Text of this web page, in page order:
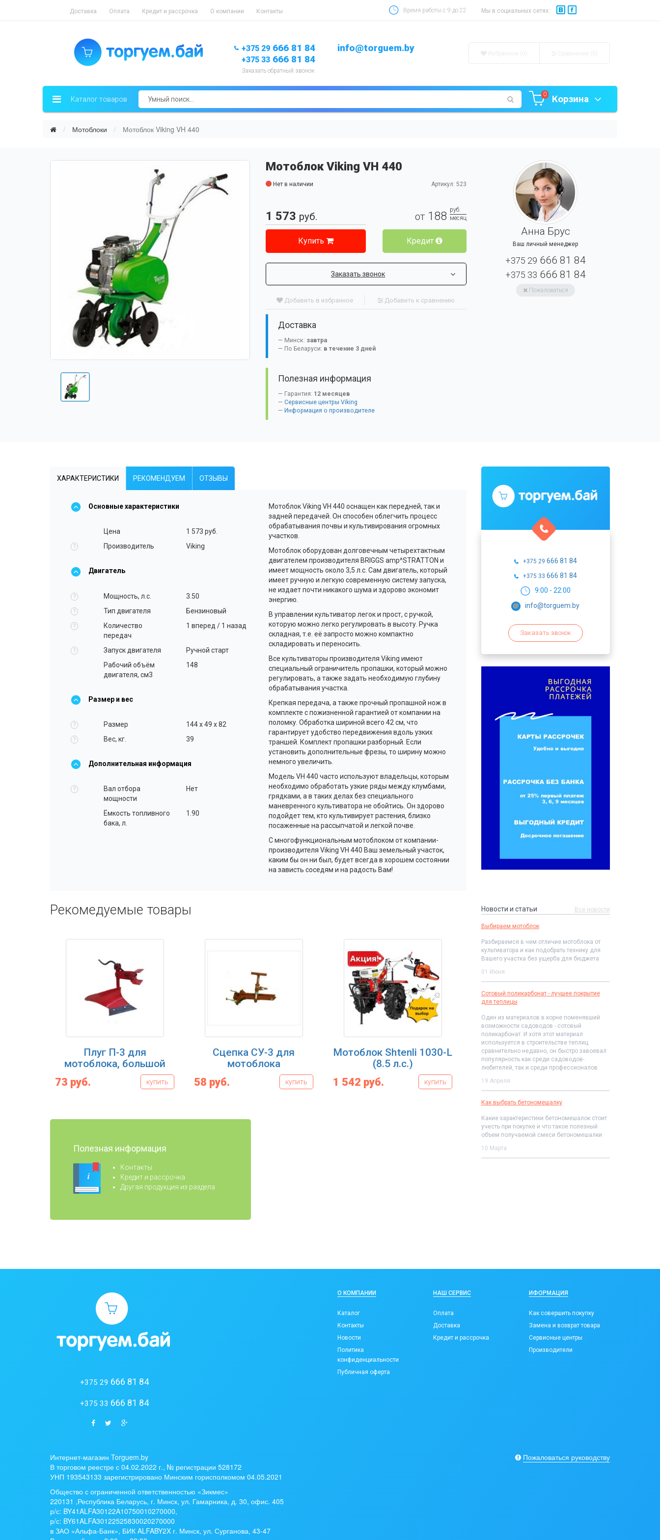
Доставка Оплата Кредит и рассрочка О компании Контакты Время работы с 9 до 22 Мы в социальных сетях:
+375 29 666 81 84
+375 33 666 81 84
Заказать обратный звонок
info@torguem.by
Каталог товаров
0 Корзина
Мотоблоки Мотоблок Viking VH 440
Мотоблок Viking VH 440
Нет в наличии Артикул: 523
1 573 руб. от 188 руб.
месяц
Купить Кредит
Заказать звонок
Добавить в избранное Добавить к сравнению
Доставка
Минск: завтра
По Беларуси: в течение 3 дней
Полезная информация
Гарантия: 12 месяцев
Сервисные центры Viking
Информация о производителе
Анна Брус
Ваш личный менеджер
+375 29 666 81 84
+375 33 666 81 84
Пожаловаться
ХАРАКТЕРИСТИКИ РЕКОМЕНДУЕМ ОТЗЫВЫ
Основные характеристики
Цена 1 573 руб.
? Производитель Viking
Двигатель
? Мощность, л.с. 3.50
? Тип двигателя Бензиновый
?
Количество
передач
1 вперед / 1 назад
? Запуск двигателя
Ручной старт
Рабочий объём
двигателя, см3
148
Размер и вес
? Размер 144 x 49 x 82
? Вес, кг. 39
Дополнительная информация
?
Вал отбора
мощности
Нет
Ёмкость топливного
бака, л.
1.90
Мотоблок Viking VH 440 оснащен как передней, так и
задней передачей. Он способен облегчить процесс
обрабатывания почвы и культивирования огромных
участков.
Мотоблок оборудован долговечным четырехтактным
двигателем производителя BRIGGS amp^STRATTON и
имеет мощность около 3,5 л.с. Сам двигатель, который
имеет ручную и легкую современную систему запуска,
не издает почти никакого шума и здорово экономит
энергию.
В управлении культиватор легок и прост, с ручкой,
которую можно легко регулировать в высоту. Ручка
складная, т.е. её запросто можно компактно
складировать и переносить.
Все культиваторы производителя Viking имеют
специальный ограничитель пропашки, который можно
регулировать, а также задать необходимую глубину
обрабатывания участка.
Крепкая передача, а также прочный пропашной нож в
комплекте с пожизненной гарантией от компании на
поломку. Обработка шириной всего 42 см, что
гарантирует удобство передвижения вдоль узких
траншей. Комплект пропашки разборный. Если
установить дополнительные фрезы, то ширину можно
немного увеличить.
Модель VH 440 часто используют владельцы, которым
необходимо обработать узкие ряды между клумбами,
грядками, а в таких делах без специального
маневренного культиватора не обойтись. Он здорово
подойдет тем, кто культивирует растения, близко
посаженные на рассыпчатой и легкой почве.
С многофункциональным мотоблоком от компании-
производителя Viking VH 440 Ваш земельный участок,
каким бы он ни был, будет всегда в хорошем состоянии
на зависть соседям и на радость Вам!
Рекомедуемые товары
Плуг П-3 для
мотоблока, большой
73 руб. купить
Сцепка СУ-3 для
мотоблока
58 руб. купить
Мотоблок Shtenli 1030-L
(8.5 л.с.)
1 542 руб. купить
Полезная информация
Контакты
Кредит и рассрочка
Другая продукция из раздела
+375 29 666 81 84
+375 33 666 81 84
9:00 - 22:00
info@torguem.by
Заказать звонок
Новости и статьи Все новости
Выбираем мотоблок
Разбираемся в чем отличие мотоблока от
культиватора и как подобрать технику для
Вашего участка без ущерба для бюджета
01 Июня
Сотовый поликарбонат - лучшее покрытие
для теплицы
Один из материалов в корне поменявший
возможности садоводов - сотовый
поликарбонат. И хотя этот материал
используется в строительстве теплиц
сравнительно недавно, он быстро завоевал
популярность как среди садоводов-
любителей, так и среди профессионалов
19 Апреля
Как выбрать бетономешалку
Какие характеристики бетономешалок стоит
учесть при покупке и что такое полезный
объем получаемой смеси бетономешалки
10 Марта
+375 29 666 81 84
+375 33 666 81 84
О КОМПАНИИ
Каталог
Контакты
Новости
Политика
конфиденциальности
Публичная оферта
НАШ СЕРВИС
Оплата
Доставка
Кредит и рассрочка
ИФОРМАЦИЯ
Как совершить покупку
Замена и возврат товара
Сервисные центры
Производители
Интернет-магазин Torguem.by
В торговом реестре с 04.02.2022 г., № регистрации 528172
УНП 193543133 зарегистрировано Минским горисполкомом 04.05.2021
Общество с ограниченной ответственностью «Зикмес»
220131 ,Республика Беларусь, г. Минск, ул. Гамарника, д. 30, офис. 405
р/с: BY41ALFA30122A10750010270000,
р/с: BY61ALFA30122525830020270000
в ЗАО «Альфа-Банк», БИК ALFABY2X г. Минск, ул. Сурганова, 43-47
Пожаловаться руководству